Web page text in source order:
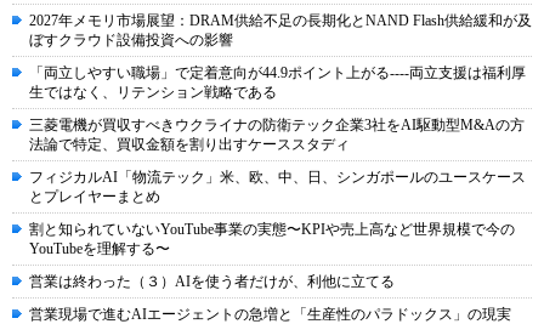
2027年メモリ市場展望：DRAM供給不足の長期化とNAND Flash供給緩和が及
ぼすクラウド設備投資への影響
「両立しやすい職場」で定着意向が44.9ポイント上がる----両立支援は福利厚
生ではなく、リテンション戦略である
三菱電機が買収すべきウクライナの防衛テック企業3社をAI駆動型M&Aの方
法論で特定、買収金額を割り出すケーススタディ
フィジカルAI「物流テック」米、欧、中、日、シンガポールのユースケース
とプレイヤーまとめ
割と知られていないYouTube事業の実態〜KPIや売上高など世界規模で今の
YouTubeを理解する〜
営業は終わった（３）AIを使う者だけが、利他に立てる
営業現場で進むAIエージェントの急増と「生産性のパラドックス」の現実